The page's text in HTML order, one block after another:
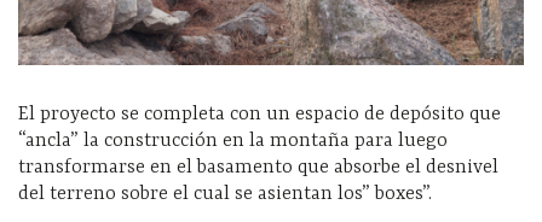
El proyecto se completa con un espacio de depósito que
“ancla” la construcción en la montaña para luego
transformarse en el basamento que absorbe el desnivel
del terreno sobre el cual se asientan los” boxes”.